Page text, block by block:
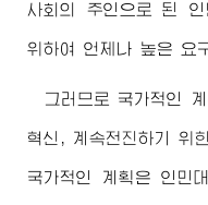
사회의 주인으로 된 인
위하여 언제나 높은 요
그러므로 국가적인
혁신, 계속전진하기 위
국가적인 계획은 인민